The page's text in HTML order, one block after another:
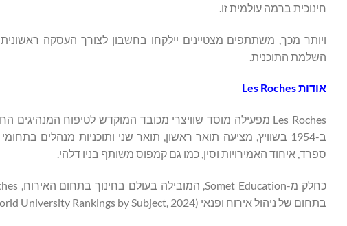
חינוכית ברמה עולמית זו.
השלמת התוכנית.
אודות Les Roches
ספרד, איחוד האמירויות וסין, כמו גם קמפוס משותף בניו דלהי.
בתחום של ניהול אירוח ופנאי (QS World University Rankings by Subject, 2024).